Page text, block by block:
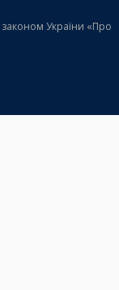
законом України «Про